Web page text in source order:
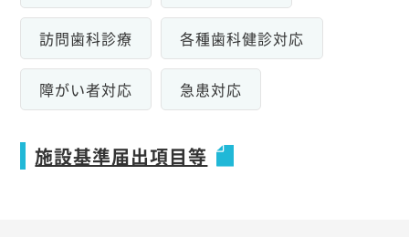
訪問歯科診療 各種歯科健診対応
障がい者対応 急患対応
施設基準届出項目等